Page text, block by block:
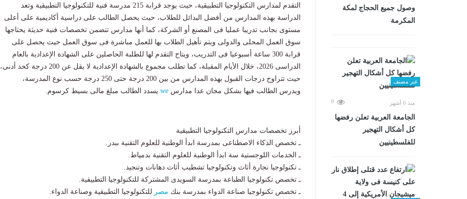
وصول جميع الحجاج لمكة
المكرمة
غير مصنف
منذ 6 أشهر 0
الجامعة العربية تعلن رفضها
كل أشكال التهجير
للفلسطينيين
التقدم لمدارس التكنولوجيا التطبيقية، حيث يوجد قرابة 215 مدرسة فنية للتكنولوجيا التطبيقية وتعد
الدراسة بهذه المدارس من أفضل البدائل للطلاب، حيث يحصل الطالب على دراسية أكاديمية على أعلى
مستوى بجانب تدريبا عمليا فى المصنع أو الشركة، كما أنها مدارس تتضمن تخصصات فنية حديثة يحتاجها
سوق العمل المحلى والدولى ويتم تأهيل الطلاب بها للعمل مباشرة فى سوق العمل حيث يحصل على
قرابة 300 ساعة أسبوعيا فى التدريب، ويتاح التقدم لها للطلبة الحاصلين على الشهادة الإعدادية بالعام
الدراسى 2026، خلال الأيام المقبلة، كما تطلب مجموع بالشهادة الإعدادية لا يقل عن 200 درجة كحد أدنى،
حيث تتراوح درجات القبول بهذه المدارس من بين 200 درجة حتى 250 درجة حسب نوع المدرسة،
ويدرس الطالب فيها بشكل مجان عدا مدارس we يسدد الطالب مبلغ مالى بسيط كرسوم.
أبرز تخصصات مدارس التكنولوجيا التطبيقية
ـ تخصص الذكاء الاصطناعى بمدرسة ابدأ الوطنية للعلوم التقنية ببدر.
ـ الخدمات اللوجستية سة ابدأ الوطنية للعلوم التقنية بدمياط.
ـ تكنولوجيا نجارة أثاث وتكنولوجيا تشطيب أثاث دهانات وتنجيد.
ـ تخصص تكنولوجيا الطباعة بمدرسة السويدى المشتركة للتكنولوجيا التطبيقية.
ـ تخصص تكنولوجيا صناعة الدواء بمدرسة بنك مصر للتكنولوجيا التطبيقية وصناعة الدواء.